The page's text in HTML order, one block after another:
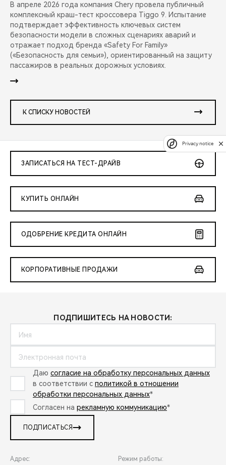
В апреле 2026 года компания Chery провела публичный
комплексный краш-тест кроссовера Tiggo 9. Испытание
подтверждает эффективность ключевых систем
безопасности модели в сложных сценариях аварий и
отражает подход бренда «Safety For Family»
(«Безопасность для семьи»), ориентированный на защиту
пассажиров в реальных дорожных условиях.
К СПИСКУ НОВОСТЕЙ
ЗАПИСАТЬСЯ НА ТЕСТ-ДРАЙВ
КУПИТЬ ОНЛАЙН
ОДОБРЕНИЕ КРЕДИТА ОНЛАЙН
КОРПОРАТИВНЫЕ ПРОДАЖИ
ПОДПИШИТЕСЬ НА НОВОСТИ:
Даю согласие на обработку персональных данных
в соответствии с политикой в отношении
обработки персональных данных*
Согласен на рекламную коммуникацию*
ПОДПИСАТЬСЯ
Адрес: Режим работы:
Privacy notice